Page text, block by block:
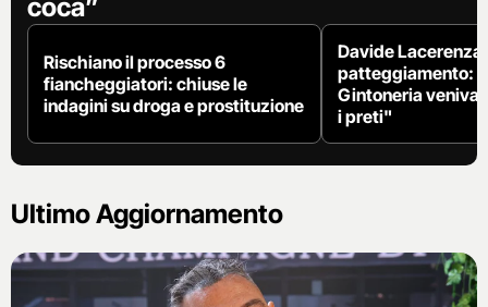
coca”
Rischiano il processo 6
fiancheggiatori: chiuse le
indagini su droga e prostituzione
Davide Lacerenza
patteggiamento:
Gintoneria
i preti"
Ultimo Aggiornamento